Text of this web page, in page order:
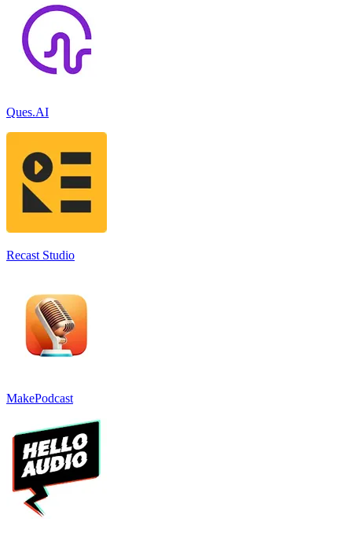
Ques.AI
Recast Studio
MakePodcast